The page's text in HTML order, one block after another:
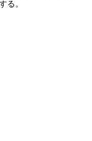
る。